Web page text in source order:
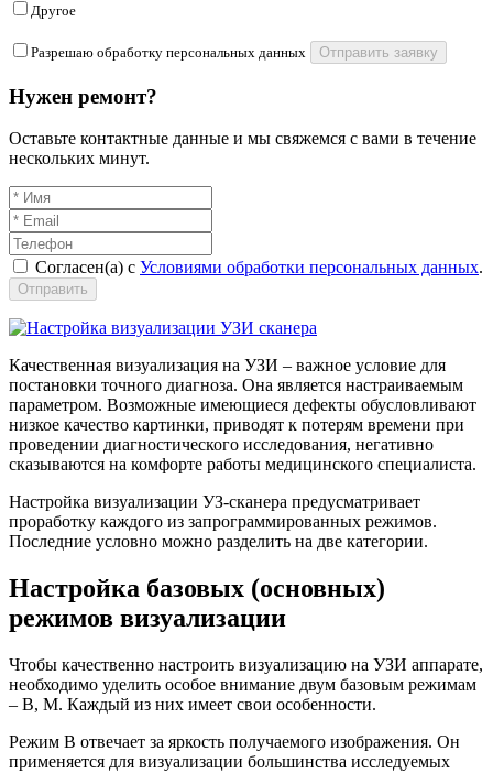
Другое
Разрешаю обработку персональных данных Отправить заявку
Нужен ремонт?
Оставьте контактные данные и мы свяжемся с вами в течение
нескольких минут.
Согласен(а) с Условиями обработки персональных данных.
Отправить
Качественная визуализация на УЗИ – важное условие для
постановки точного диагноза. Она является настраиваемым
параметром. Возможные имеющиеся дефекты обусловливают
низкое качество картинки, приводят к потерям времени при
проведении диагностического исследования, негативно
сказываются на комфорте работы медицинского специалиста.
Настройка визуализации УЗ-сканера предусматривает
проработку каждого из запрограммированных режимов.
Последние условно можно разделить на две категории.
Настройка базовых (основных)
режимов визуализации
Чтобы качественно настроить визуализацию на УЗИ аппарате,
необходимо уделить особое внимание двум базовым режимам
– В, М. Каждый из них имеет свои особенности.
Режим В отвечает за яркость получаемого изображения. Он
применяется для визуализации большинства исследуемых